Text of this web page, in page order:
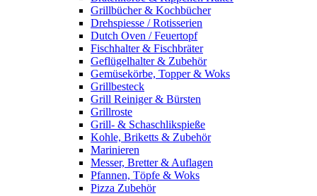
Grillbücher & Kochbücher
Drehspiesse / Rotisserien
Dutch Oven / Feuertopf
Fischhalter & Fischbräter
Geflügelhalter & Zubehör
Gemüsekörbe, Topper & Woks
Grillbesteck
Grill Reiniger & Bürsten
Grillroste
Grill- & Schaschlikspieße
Kohle, Briketts & Zubehör
Marinieren
Messer, Bretter & Auflagen
Pfannen, Töpfe & Woks
Pizza Zubehör